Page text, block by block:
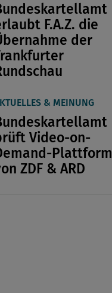
F.A.Z. die
der
& MEINUNG
Video-on-
Plattform
ZDF & ARD